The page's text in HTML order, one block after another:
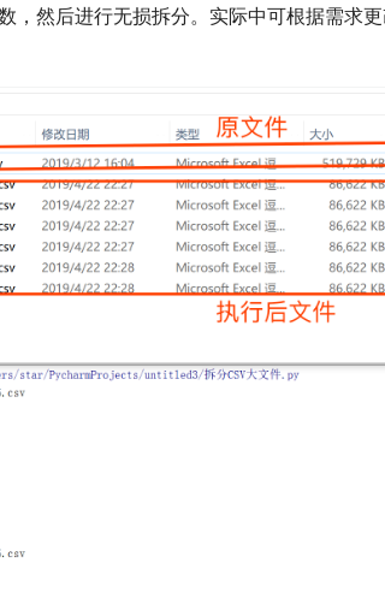
# 读取文件的大小，单
# 转化单位为MB
# 拆分文件的次数，以
.format(time))
header=
False
然后进行无损拆分。实际中可根据需求更